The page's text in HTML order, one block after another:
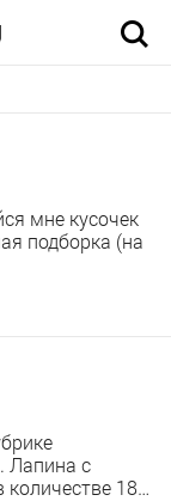
мне кусочек
подборка (на
Лапина с
18…